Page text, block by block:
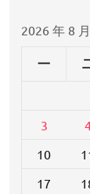
2026 年 8 月
一
3
10
17